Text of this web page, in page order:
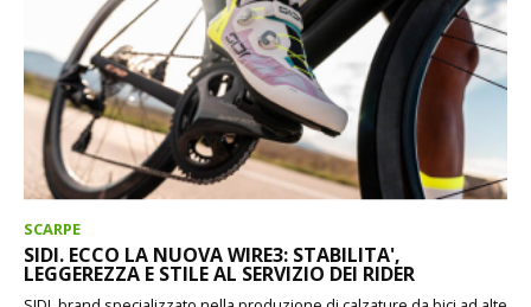
SCARPE
SIDI. ECCO LA NUOVA WIRE3: STABILITA',
LEGGEREZZA E STILE AL SERVIZIO DEI RIDER